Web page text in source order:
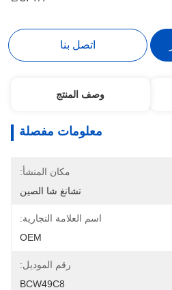
اتصل بنا
وصف المنتج
معلومات مفصلة
مكان المنشأ:
تشانغ شا الصين
اسم العلامة التجارية:
OEM
رقم الموديل:
BCW49C8